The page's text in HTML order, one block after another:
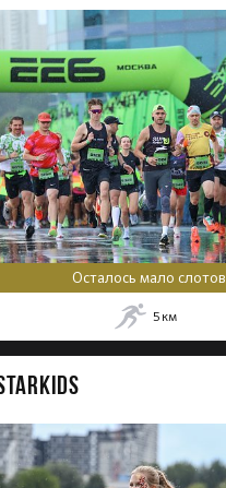
Осталось мало слотов
5 км